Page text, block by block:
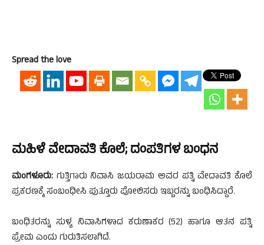
Spread the love
ಮಹಿಳೆ ವೇದಾವತಿ ಕೊಲೆ; ದಂಪತಿಗಳ ಬಂಧನ
ಮಂಗಳೂರು: ಗುತ್ತಿಗಾರು ನಿವಾಸಿ ಜಯರಾಮ ಅವರ ಪತ್ನಿ ವೇದಾವತಿ ಕೊಲೆ
ಪ್ರಕರಣಕ್ಕೆ ಸಂಬಂಧೀಸಿ ಪುತ್ತೂರು ಪೋಲಿಸರು ಇಬ್ಬರನ್ನು ಬಂಧಿಸಿದ್ದಾರೆ.
ಬಂಧಿತರನ್ನು ಸುಳ್ಯ ನಿವಾಸಿಗಳಾದ ಕರುಣಾಕರ (52) ಹಾಗೂ ಆತನ ಪತ್ನಿ
ಪ್ರೇಮ ಎಂದು ಗುರುತಿಸಲಾಗಿದೆ.